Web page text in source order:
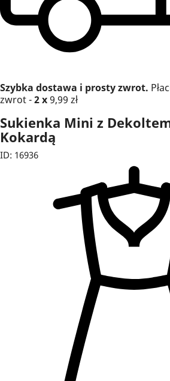
Szybka dostawa i prosty zwrot.
zwrot -2 x9,99 zł
Sukienka Mini z
Kokardą
ID: 16936